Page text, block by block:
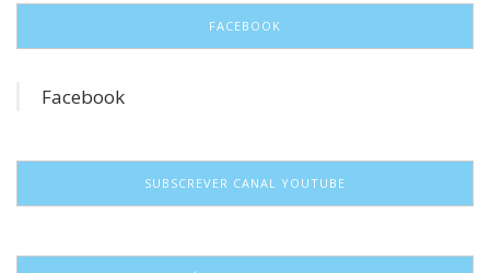
FACEBOOK
Facebook
SUBSCREVER CANAL YOUTUBE